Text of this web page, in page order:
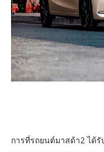
การที่รถยนต์มาสด้า2 ได้รั